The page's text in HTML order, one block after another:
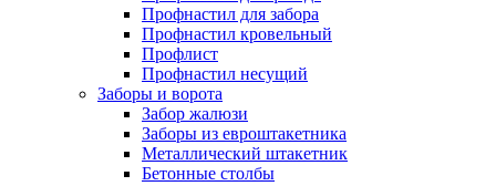
Профнастил для забора
Профнастил кровельный
Профлист
Профнастил несущий
Заборы и ворота
Забор жалюзи
Заборы из евроштакетника
Металлический штакетник
Бетонные столбы